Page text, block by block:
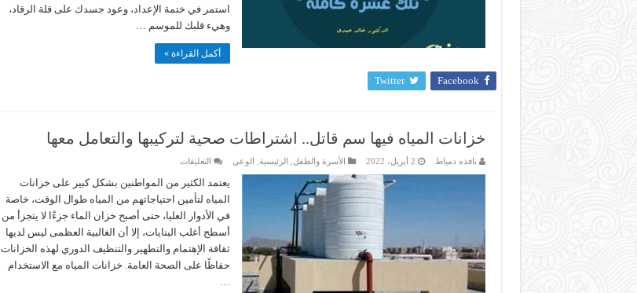
استمر في ختمة الإعداد، وعود جسدك على قلة الرقاد،
وهيء قلبك للموسم …
أكمل القراءة »
Facebook
Twitter
خزانات المياه فيها سم قاتل.. اشتراطات صحية لتركيبها والتعامل معها
نافذه دمياط 2 أبريل، 2022 الأسرة والطفل الرئيسية الوعي التعليقات
المياه
فيها
سم
قاتل..
اشتراطات
صحية
والتعامل
معها
يعتمد الكثير من المواطنين بشكل كبير على خزانات
المياه لتأمين احتياجاتهم من المياه طوال الوقت، خاصة
في الأدوار العليا، حتى أصبح خزان الماء جزءًا لا يتجزأ من
أسطح أغلب البنايات، إلا أن الغالبية العظمى ليس لديها
ثقافة الإهتمام والتطهير والتنظيف الدوري لهذه الخزانات
حفاظًا على الصحة العامة. خزانات المياه مع الاستخدام